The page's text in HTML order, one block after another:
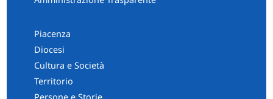
Piacenza
Diocesi
Cultura e Società
Territorio